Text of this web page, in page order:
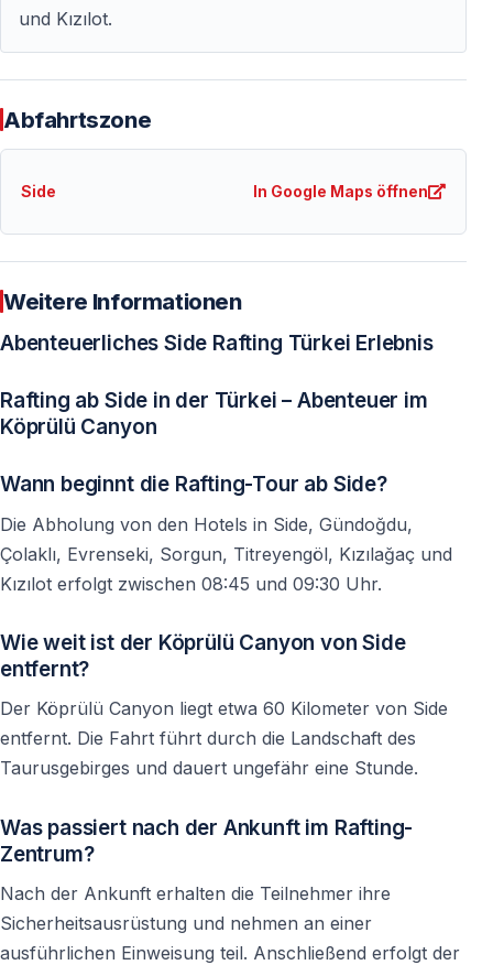
dass der Köprülü Canyon für viele Urlauber zu den
Häufig gestellte Fragen
Brauche ich Erfahrung fürs Rafting?
Nein. Die Tour ist auch für Anfänger geeignet.
Guides begleiten die gesamte Strecke.
Wird man komplett nass?
Ja — genau das gehört zum Erlebnis dazu.
Wie kalt ist das Wasser?
Selbst im Sommer bleibt das Wasser relativ kalt und
sehr erfrischend.
Ist das Mittagessen inklusive?
abhängig von der Hotelregion.
und Kızılot.
Abfahrtszone
Side In Google Maps öffnen
Weitere Informationen
Abenteuerliches Side Rafting Türkei Erlebnis
Rafting ab Side in der Türkei – Abenteuer im
Köprülü Canyon
Wann beginnt die Rafting-Tour ab Side?
Die Abholung von den Hotels in Side, Gündoğdu,
Çolaklı, Evrenseki, Sorgun, Titreyengöl, Kızılağaç und
Kızılot erfolgt zwischen 08:45 und 09:30 Uhr.
Wie weit ist der Köprülü Canyon von Side
entfernt?
Der Köprülü Canyon liegt etwa 60 Kilometer von Side
entfernt. Die Fahrt führt durch die Landschaft des
Taurusgebirges und dauert ungefähr eine Stunde.
Was passiert nach der Ankunft im Rafting-
Zentrum?
Nach der Ankunft erhalten die Teilnehmer ihre
Sicherheitsausrüstung und nehmen an einer
ausführlichen Einweisung teil. Anschließend erfolgt der